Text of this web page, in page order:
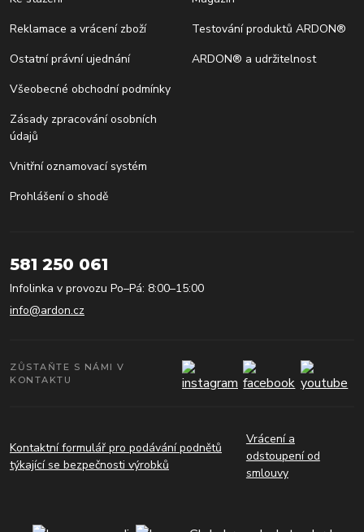
Reklamace a vrácení zboží
Ostatní právní ujednání
Všeobecné obchodní podmínky
Zásady zpracování osobních
údajů
Vnitřní oznamovací systém
Prohlášení o shodě
Testování produktů ARDON®
ARDON® a udržitelnost
581 250 061
Infolinka v provozu Po–Pá: 8:00–15:00
info@ardon.cz
ZŮSTAŇTE S NÁMI V
KONTAKTU
Kontaktní formulář pro podávání podnětů
týkající se bezpečnosti výrobků
Vrácení a
odstoupení od
smlouvy